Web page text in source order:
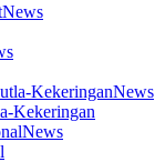
News
News
Kekeringan
News